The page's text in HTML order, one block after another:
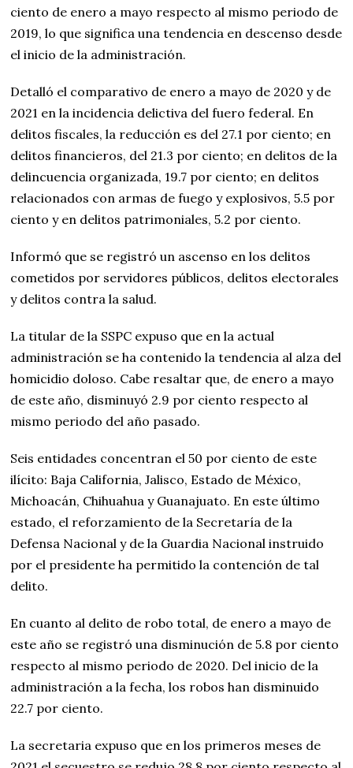
ciento de enero a mayo respecto al mismo periodo de
2019, lo que significa una tendencia en descenso desde
el inicio de la administración.
Detalló el comparativo de enero a mayo de 2020 y de
2021 en la incidencia delictiva del fuero federal. En
delitos fiscales, la reducción es del 27.1 por ciento; en
delitos financieros, del 21.3 por ciento; en delitos de la
delincuencia organizada, 19.7 por ciento; en delitos
relacionados con armas de fuego y explosivos, 5.5 por
ciento y en delitos patrimoniales, 5.2 por ciento.
Informó que se registró un ascenso en los delitos
cometidos por servidores públicos, delitos electorales
y delitos contra la salud.
La titular de la SSPC expuso que en la actual
administración se ha contenido la tendencia al alza del
homicidio doloso. Cabe resaltar que, de enero a mayo
de este año, disminuyó 2.9 por ciento respecto al
mismo periodo del año pasado.
Seis entidades concentran el 50 por ciento de este
ilícito: Baja California, Jalisco, Estado de México,
Michoacán, Chihuahua y Guanajuato. En este último
estado, el reforzamiento de la Secretaría de la
Defensa Nacional y de la Guardia Nacional instruido
por el presidente ha permitido la contención de tal
delito.
En cuanto al delito de robo total, de enero a mayo de
este año se registró una disminución de 5.8 por ciento
respecto al mismo periodo de 2020. Del inicio de la
administración a la fecha, los robos han disminuido
22.7 por ciento.
La secretaria expuso que en los primeros meses de